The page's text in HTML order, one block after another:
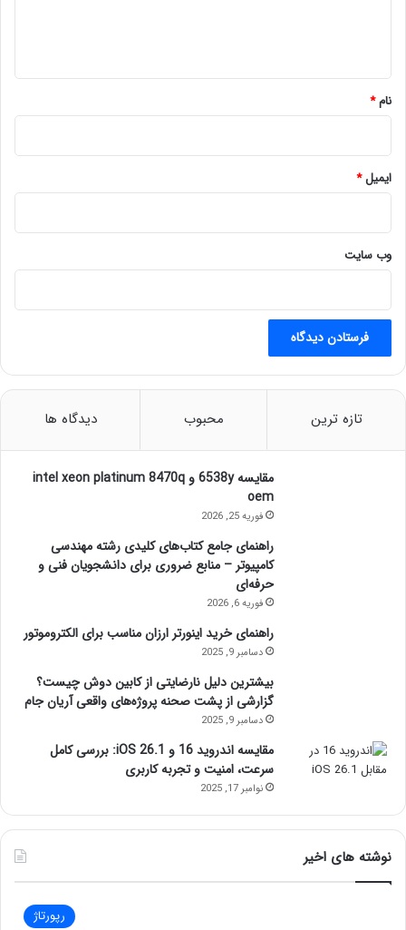
نام*
ایمیل*
وب‌ سایت
تازه ترین محبوب دیدگاه ها
مقایسه 6538y و intel xeon platinum 8470q
oem
فوریه 25, 2026
راهنمای جامع کتاب‌های کلیدی رشته مهندسی
کامپیوتر – منابع ضروری برای دانشجویان فنی و
حرفه‌ای
فوریه 6, 2026
راهنمای خرید اینورتر ارزان مناسب برای الکتروموتور
دسامبر 9, 2025
بیشترین دلیل نارضایتی از کابین دوش چیست؟
گزارشی از پشت صحنه پروژه‌های واقعی آریان جام
دسامبر 9, 2025
مقایسه اندروید 16 و iOS 26.1: بررسی کامل
سرعت، امنیت و تجربه کاربری
نوامبر 17, 2025
نوشته های اخیر
رپورتاژ